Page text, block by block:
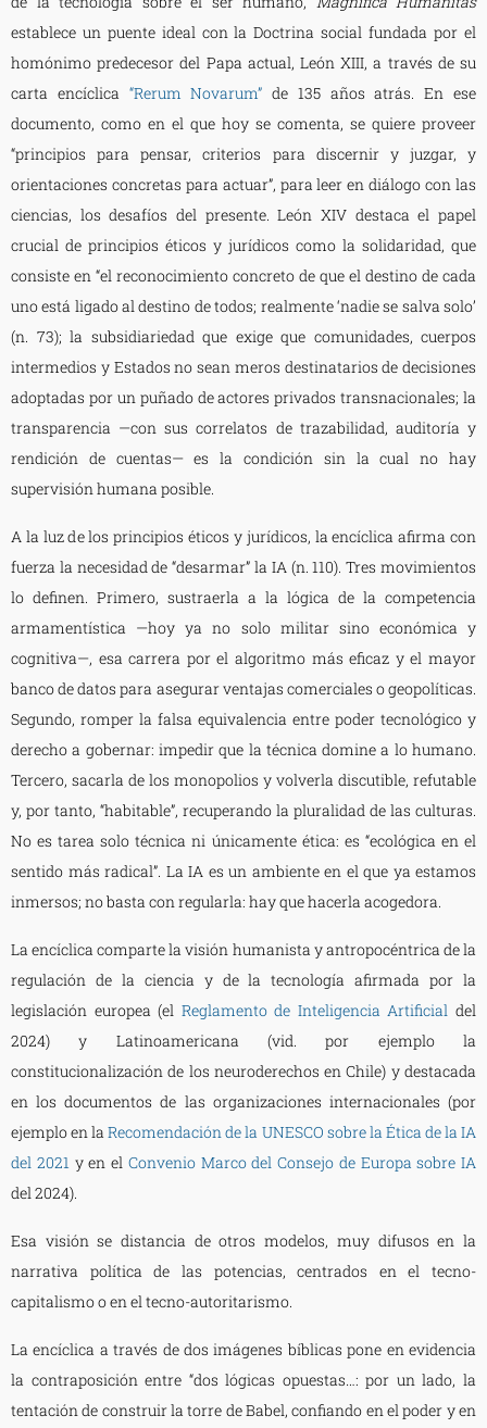
establece un puente ideal con la Doctrina social fundada por el
homónimo predecesor del Papa actual, León XIII, a través de su
carta encíclica “Rerum Novarum” de 135 años atrás. En ese
documento, como en el que hoy se comenta, se quiere proveer
“principios para pensar, criterios para discernir y juzgar, y
orientaciones concretas para actuar”, para leer en diálogo con las
ciencias, los desafíos del presente. León XIV destaca el papel
crucial de principios éticos y jurídicos como la solidaridad, que
consiste en “el reconocimiento concreto de que el destino de cada
uno está ligado al destino de todos; realmente ‘nadie se salva solo’
(n. 73); la subsidiariedad que exige que comunidades, cuerpos
intermedios y Estados no sean meros destinatarios de decisiones
adoptadas por un puñado de actores privados transnacionales; la
transparencia —con sus correlatos de trazabilidad, auditoría y
rendición de cuentas— es la condición sin la cual no hay
supervisión humana posible.
A la luz de los principios éticos y jurídicos, la encíclica afirma con
fuerza la necesidad de “desarmar” la IA (n. 110). Tres movimientos
lo definen. Primero, sustraerla a la lógica de la competencia
armamentística —hoy ya no solo militar sino económica y
cognitiva—, esa carrera por el algoritmo más eficaz y el mayor
banco de datos para asegurar ventajas comerciales o geopolíticas.
Segundo, romper la falsa equivalencia entre poder tecnológico y
derecho a gobernar: impedir que la técnica domine a lo humano.
Tercero, sacarla de los monopolios y volverla discutible, refutable
y, por tanto, “habitable”, recuperando la pluralidad de las culturas.
No es tarea solo técnica ni únicamente ética: es “ecológica en el
sentido más radical”. La IA es un ambiente en el que ya estamos
inmersos; no basta con regularla: hay que hacerla acogedora.
La encíclica comparte la visión humanista y antropocéntrica de la
regulación de la ciencia y de la tecnología afirmada por la
legislación europea (el Reglamento de Inteligencia Artificial del
2024) y Latinoamericana (vid. por ejemplo la
constitucionalización de los neuroderechos en Chile) y destacada
en los documentos de las organizaciones internacionales (por
ejemplo en laRecomendación de la UNESCO sobre la Ética de la IA
del 2021y en el Convenio Marco del Consejo de Europa sobre IA
del 2024).
Esa visión se distancia de otros modelos, muy difusos en la
narrativa política de las potencias, centrados en el tecno-
capitalismo o en el tecno-autoritarismo.
La encíclica a través de dos imágenes bíblicas pone en evidencia
la contraposición entre “dos lógicas opuestas…: por un lado, la
tentación de construir la torre de Babel, confiando en el poder y en